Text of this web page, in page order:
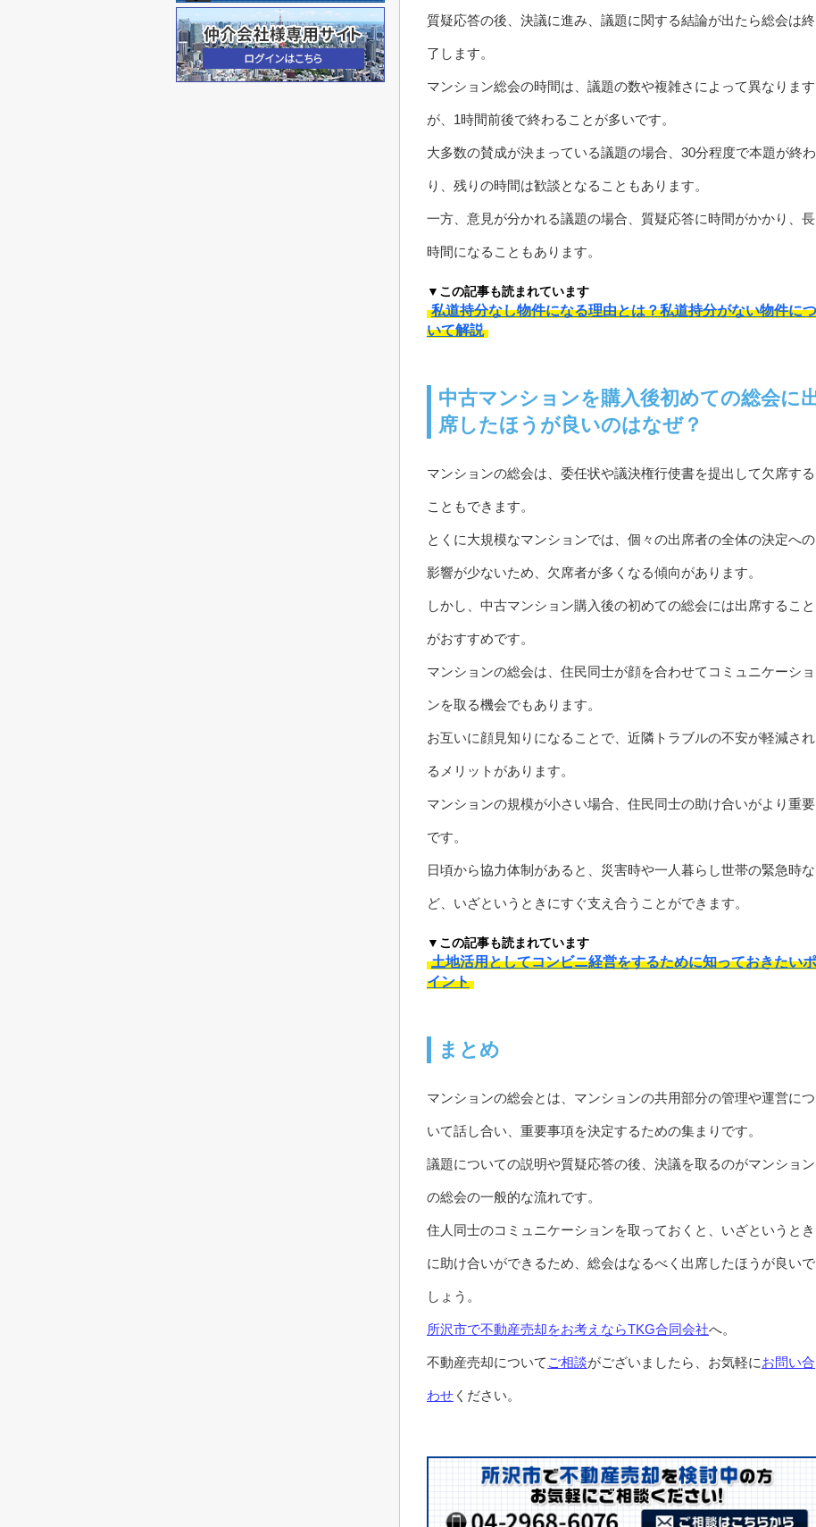
質疑応答の後、決議に進み、議題に関する結論が出たら総会は終
了します。
マンション総会の時間は、議題の数や複雑さによって異なります
が、1時間前後で終わることが多いです。
大多数の賛成が決まっている議題の場合、30分程度で本題が終わ
り、残りの時間は歓談となることもあります。
一方、意見が分かれる議題の場合、質疑応答に時間がかかり、長
時間になることもあります。
▼この記事も読まれています
私道持分なし物件になる理由とは？私道持分がない物件につ
いて解説
中古マンションを購入後初めての総会に
席したほうが良いのはなぜ？
マンションの総会は、委任状や議決権行使書を提出して欠席する
こともできます。
とくに大規模なマンションでは、個々の出席者の全体の決定への
影響が少ないため、欠席者が多くなる傾向があります。
しかし、中古マンション購入後の初めての総会には出席すること
がおすすめです。
マンションの総会は、住民同士が顔を合わせてコミュニケーショ
ンを取る機会でもあります。
お互いに顔見知りになることで、近隣トラブルの不安が軽減され
るメリットがあります。
マンションの規模が小さい場合、住民同士の助け合いがより重要
です。
日頃から協力体制があると、災害時や一人暮らし世帯の緊急時な
ど、いざというときにすぐ支え合うことができます。
▼この記事も読まれています
土地活用としてコンビニ経営をするために知っておきたいポ
イント
まとめ
マンションの総会とは、マンションの共用部分の管理や運営につ
いて話し合い、重要事項を決定するための集まりです。
議題についての説明や質疑応答の後、決議を取るのがマンション
の総会の一般的な流れです。
住人同士のコミュニケーションを取っておくと、いざというとき
に助け合いができるため、総会はなるべく出席したほうが良いで
しょう。
所沢市で不動産売却をお考えならTKG合同会社へ。
不動産売却について ご相談がございましたら、お気軽にお問い合
わせ ください。